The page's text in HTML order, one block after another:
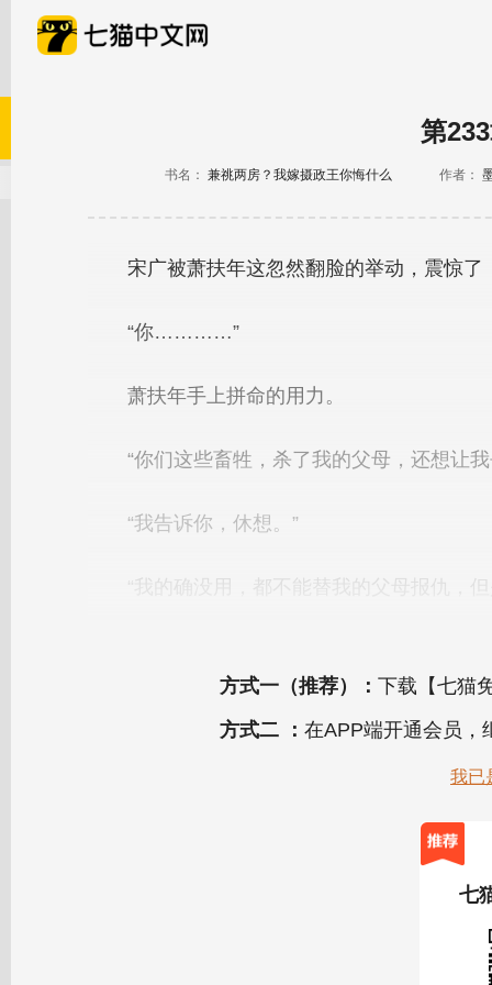
第
书名： 兼祧两房？我嫁摄政王你悔什么 作者：
方式一（推荐）： 下载【七猫
方式二 ： 在APP端开通会员，
我已
七